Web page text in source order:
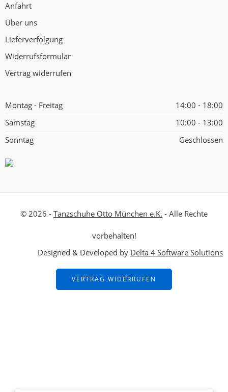
Anfahrt
Über uns
Lieferverfolgung
Widerrufsformular
Vertrag widerrufen
Montag - Freitag
14:00 - 18:00
Samstag
10:00 - 13:00
Sonntag
Geschlossen
© 2026 - Tanzschuhe Otto München e.K. - Alle Rechte
vorbehalten!
Designed & Developed by Delta 4 Software Solutions
VERTRAG WIDERRUFEN